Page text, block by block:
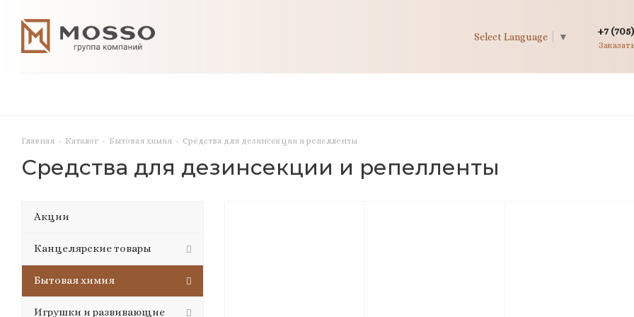
Select Language ▼
+7
Главная - Каталог - Бытовая химия - Средства для дезинсекции и репелленты
Средства для дезинсекции и репелленты
Акции
Канцелярские товары
Бытовая химия
Игрушки и развивающие